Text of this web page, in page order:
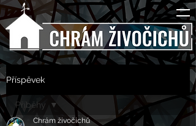
Příspěvek
Příběhy
Chrám živočichů